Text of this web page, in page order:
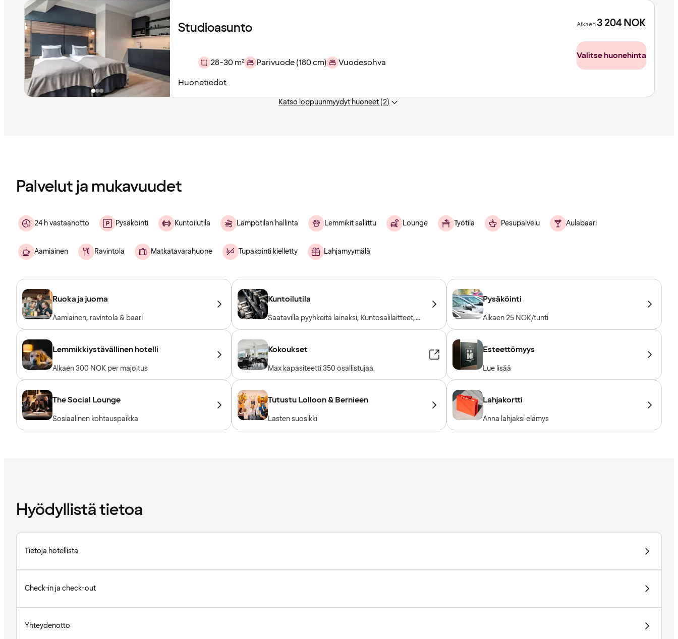
Studioasunto
28-30 m² Parivuode (180 cm)
Vuodesohva
Huonetiedot
Alkaen3 204NOK
Valitse huonehinta
Katso loppuunmyydyt huoneet (2)
Palvelut ja mukavuudet
24 h vastaanotto Pysäköinti Kuntoilutila Lämpötilan hallinta Lemmikit sallittu Lounge Työtila Pesupalvelu Aulabaari
Aamiainen Ravintola Matkatavarahuone Tupakointi kielletty Lahjamyymälä
Ruoka ja juoma
Aamiainen, ravintola & baari
Kuntoilutila
Saatavilla pyyhkeitä lainaksi, Kuntosalilaitteet,
Kardiolaitteet, Vapaapainot, Sisäänpääsy
Pysäköinti
Alkaen 25 NOK/tunti
Lemmikkiystävällinen hotelli
Alkaen 300 NOK per majoitus
Kokoukset
Max kapasiteetti 350 osallistujaa.
Esteettömyys
Lue lisää
The Social Lounge
Sosiaalinen kohtauspaikka
Tutustu Lolloon & Bernieen
Lasten suosikki
Lahjakortti
Anna lahjaksi elämys
Hyödyllistä tietoa
Tietoja hotellista
Check-in ja check-out
Yhteydenotto